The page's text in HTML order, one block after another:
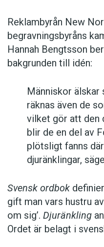
Reklambyrån New
begravningsbyråns
Hannah Bengtsson
bakgrunden till idén:
Människor älskar
räknas även de
vilket gör att den
blir de en del av
plötsligt fanns
djuränklingar,
Svensk ordbok
gift man vars hustru
om sig’. Djuränkling
Ordet är belagt i